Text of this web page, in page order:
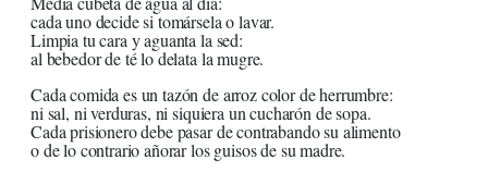
cada uno decide si tomársela o lavar.
Limpia tu cara y aguanta la sed:
al bebedor de té lo delata la mugre.
Cada comida es un tazón de arroz color de herrumbre:
ni sal, ni verduras, ni siquiera un cucharón de sopa.
Cada prisionero debe pasar de contrabando su alimento
o de lo contrario añorar los guisos de su madre.